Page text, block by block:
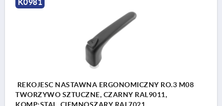
K0981
REKOJESC NASTAWNA ERGONOMICZNY RO.3 M08
TWORZYWO SZTUCZNE, CZARNY RAL9011,